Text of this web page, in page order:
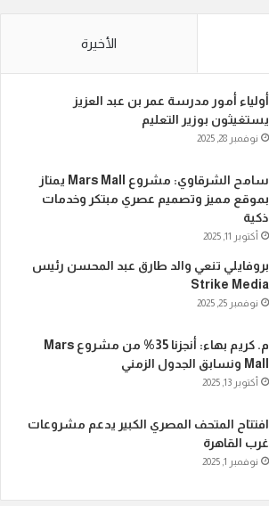
الأخيرة
أولياء أمور مدرسة عمر بن عبد العزيز
يستغيثون بوزير التعليم
نوفمبر 28, 2025
سامح الشرقاوي: مشروع Mars Mall يمتاز
بموقع مميز وتصميم عصري مبتكر وخدمات
ذكية
أكتوبر 11, 2025
بروفايلي تنعي والد طارق عبد المحسن رئيس
Strike Media
نوفمبر 25, 2025
م. كريم بهاء: أنجزنا 35% من مشروع Mars
Mall ونسابق الجدول الزمني
أكتوبر 13, 2025
افتتاح المتحف المصري الكبير يدعم مشروعات
غرب القاهرة
نوفمبر 1, 2025